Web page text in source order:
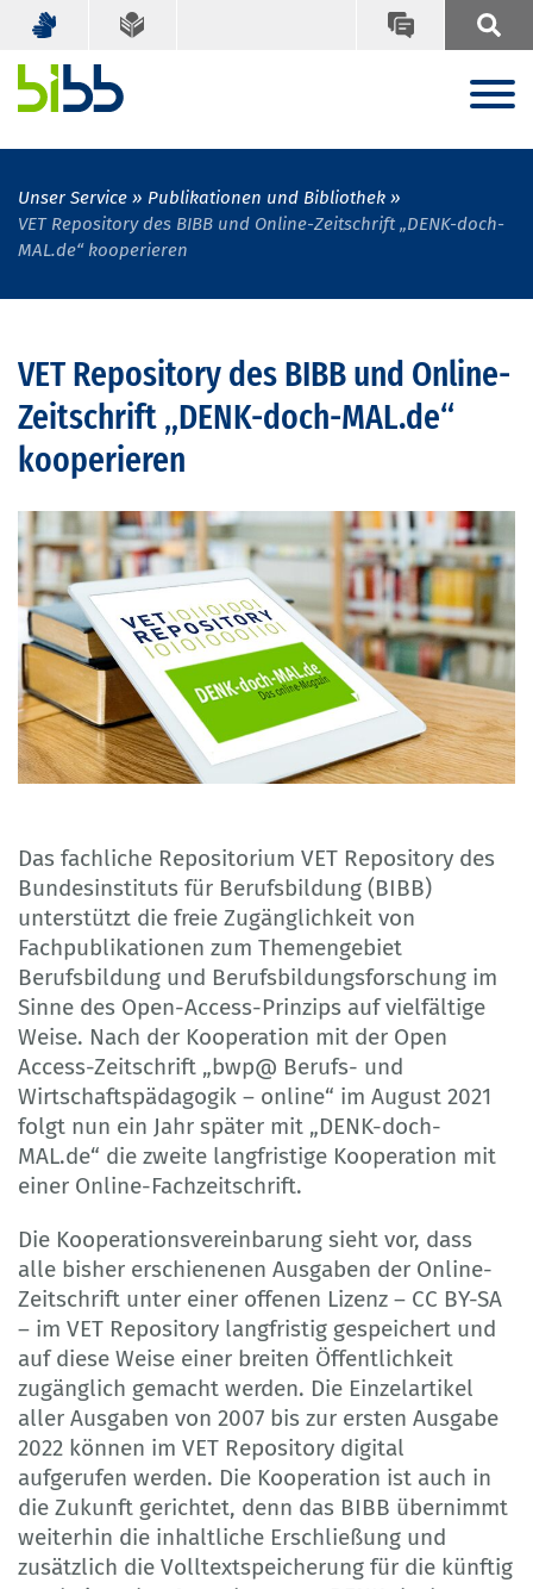
Unser Service
Publikationen und Bibliothek
VET Repository des BIBB und Online-Zeitschrift „DENK-doch-
MAL.de“ kooperieren
VET Repository des BIBB und Online-
Zeitschrift „DENK-doch-MAL.de“
kooperieren
Das fachliche Repositorium VET Repository des
Bundesinstituts für Berufsbildung (BIBB)
unterstützt die freie Zugänglichkeit von
Fachpublikationen zum Themengebiet
Berufsbildung und Berufsbildungsforschung im
Sinne des Open-Access-Prinzips auf vielfältige
Weise. Nach der Kooperation mit der Open
Access-Zeitschrift „bwp@ Berufs- und
Wirtschaftspädagogik – online“ im August 2021
folgt nun ein Jahr später mit „DENK-doch-
MAL.de“ die zweite langfristige Kooperation mit
einer Online-Fachzeitschrift.
Die Kooperationsvereinbarung sieht vor, dass
alle bisher erschienenen Ausgaben der Online-
Zeitschrift unter einer offenen Lizenz – CC BY-SA
– im VET Repository langfristig gespeichert und
auf diese Weise einer breiten Öffentlichkeit
zugänglich gemacht werden. Die Einzelartikel
aller Ausgaben von 2007 bis zur ersten Ausgabe
2022 können im VET Repository digital
aufgerufen werden. Die Kooperation ist auch in
die Zukunft gerichtet, denn das BIBB übernimmt
weiterhin die inhaltliche Erschließung und
zusätzlich die Volltextspeicherung für die künftig